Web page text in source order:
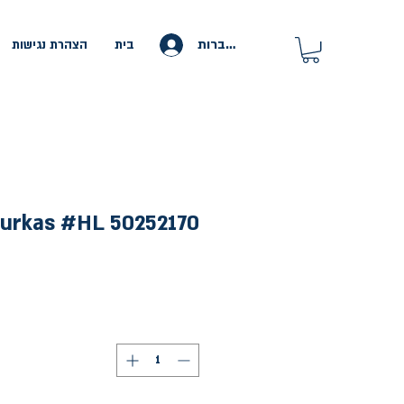
בית הצהרת נגישות להתחברות
#HL 50252170